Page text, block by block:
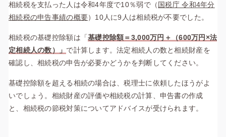
相続税を支払った人は令和4年度で10％弱で（ 国税庁 令和4年分
相続税の申告事績の概要） 10人に9人は相続税が不要でした。
相続税の基礎控除額は「基礎控除額＝3,000万円＋（600万円×法
定相続人の数）」 で計算します。法定相続人の数と相続財産を
確認し、相続税の申告が必要かどうかを判断してください。
基礎控除額を超える相続の場合は、税理士に依頼したほうがよ
いでしょう。相続財産の評価や相続税の計算、申告書の作成
と、相続税の節税対策についてアドバイスが受けられます。